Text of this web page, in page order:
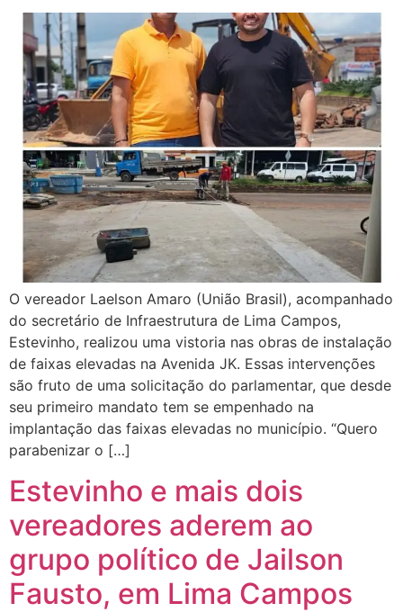
O vereador Laelson Amaro (União Brasil), acompanhado
do secretário de Infraestrutura de Lima Campos,
Estevinho, realizou uma vistoria nas obras de instalação
de faixas elevadas na Avenida JK. Essas intervenções
são fruto de uma solicitação do parlamentar, que desde
seu primeiro mandato tem se empenhado na
implantação das faixas elevadas no município. “Quero
parabenizar o […]
Estevinho e mais dois
vereadores aderem ao
grupo político de Jailson
Fausto, em Lima Campos